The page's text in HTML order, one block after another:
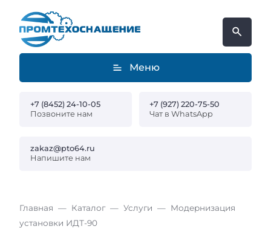
Меню
+7 (8452) 24-10-05
Позвоните нам
+7 (927) 220-75-50
Чат в WhatsApp
zakaz@pto64.ru
Напишите нам
Главная Каталог Услуги
Модернизация
установки ИДТ-90